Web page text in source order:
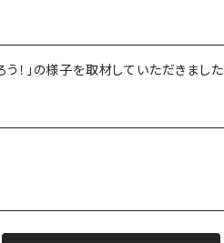
！」の様子を取材していただきました